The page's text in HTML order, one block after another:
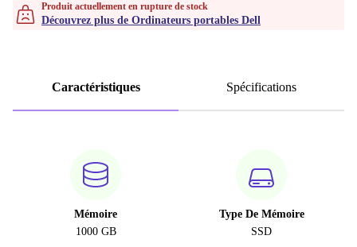
Produit actuellement en rupture de stock
Découvrez plus de Ordinateurs portables Dell
Caractéristiques Spécifications
Mémoire
1000 GB
Type De Mémoire
SSD